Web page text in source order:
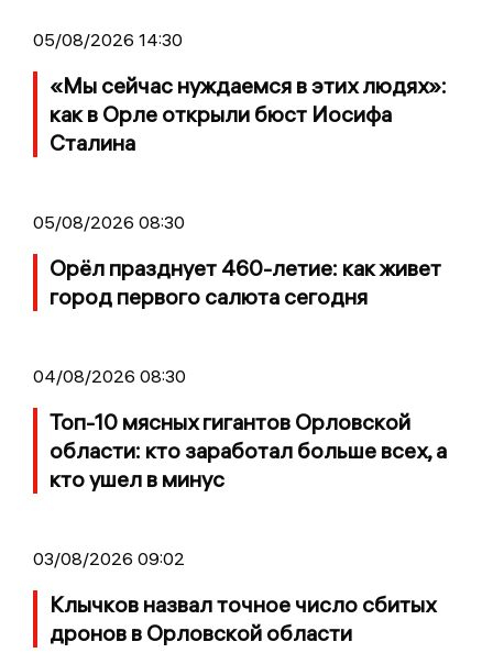
05/08/2026 14:30
«Мы сейчас нуждаемся в этих людях»:
как в Орле открыли бюст Иосифа
Сталина
05/08/2026 08:30
Орёл празднует 460-летие: как живет
город первого салюта сегодня
04/08/2026 08:30
Топ-10 мясных гигантов Орловской
области: кто заработал больше всех, а
кто ушел в минус
03/08/2026 09:02
Клычков назвал точное число сбитых
дронов в Орловской области